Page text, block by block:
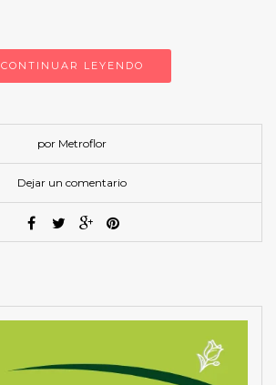
CONTINUAR LEYENDO
por Metroflor
Dejar un comentario